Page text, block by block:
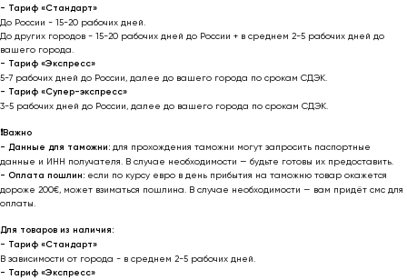
- Тариф «Стандарт»
До России - 15-20 рабочих дней.
До других городов - 15-20 рабочих дней до России + в среднем 2-5 рабочих дней до
вашего города.
- Тариф «Экспресс»
5-7 рабочих дней до России, далее до вашего города по срокам СДЭК.
- Тариф «Супер-экспресс»
3-5 рабочих дней до России, далее до вашего города по срокам СДЭК.
❗️Важно
- Данные для таможни: для прохождения таможни могут запросить паспортные
данные и ИНН получателя. В случае необходимости — будьте готовы их предоставить.
- Оплата пошлин: если по курсу евро в день прибытия на таможню товар окажется
дороже 200€, может взиматься пошлина. В случае необходимости — вам придёт смс для
оплаты.
Для товаров из наличия:
- Тариф «Стандарт»
В зависимости от города - в среднем 2-5 рабочих дней.
- Тариф «Экспресс»